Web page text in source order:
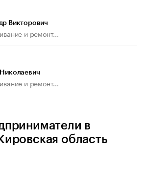
Викторович
и ремонт...
и ремонт...
в
область